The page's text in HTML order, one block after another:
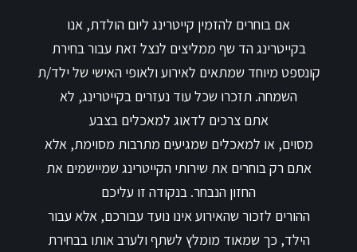
אם בוחרים להזמין קייטרינג ליום הולדת, אנו
בקייטרינג הד שף ממליצים לנצל זאת עבור בחירת
קונספט מיוחד שמתאים לאירוע ולאופי האישי של ילד/ת
השמחה. תזכרו שכל עוד נעזרים בקייטרינג, לא
אתם צרכים לדאוג למאכלים בצבע
מסוים, או למאכלים שמגיעים מתרבות מסוימת, אלא
אתם רק בוחרים את שירותי הקייטרינג שמיישמים את
החזון הנבחר. בנקודה זו עליכם
ההורים לזכור שהאירוע אינו נועד עבורכם, אלא עבור
הילד, כך שמאוד מומלץ לשתף ולערב אותו בבחירת